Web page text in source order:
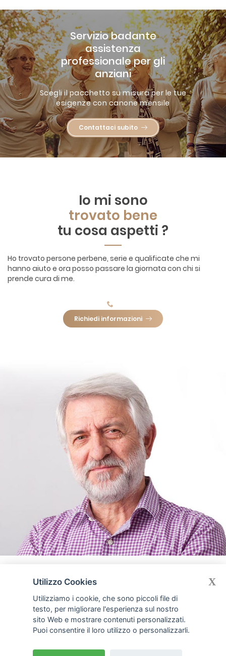
Servizio badante
assistenza
professionale per gli
anziani
Scegli il pacchetto su misura per le tue
esigenze con canone mensile
Contattaci subito
Io mi sono
trovato bene
tu cosa aspetti ?
Ho trovato persone perbene, serie e qualificate che mi
hanno aiuto e ora posso passare la giornata con chi si
prende cura di me.
Richiedi informazioni
Utilizzo Cookies
Utilizziamo i cookie, che sono piccoli file di
testo, per migliorare l'esperienza sul nostro
sito Web e mostrare contenuti personalizzati.
Puoi consentire il loro utilizzo o personalizzarli.
X